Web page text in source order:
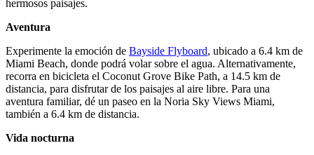
hermosos paisajes.
Aventura
Experimente la emoción de Bayside Flyboard, ubicado a 6.4 km de
Miami Beach, donde podrá volar sobre el agua. Alternativamente,
recorra en bicicleta el Coconut Grove Bike Path, a 14.5 km de
distancia, para disfrutar de los paisajes al aire libre. Para una
aventura familiar, dé un paseo en la Noria Sky Views Miami,
también a 6.4 km de distancia.
Vida nocturna